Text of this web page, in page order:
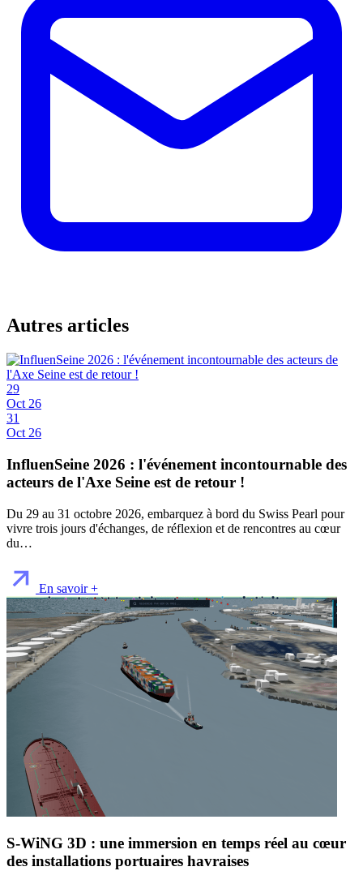
Autres articles
29
Oct 26
31
Oct 26
InfluenSeine 2026 : l'événement incontournable des
acteurs de l'Axe Seine est de retour !
Du 29 au 31 octobre 2026, embarquez à bord du Swiss Pearl pour
vivre trois jours d'échanges, de réflexion et de rencontres au cœur
du…
En savoir +
S-WiNG 3D : une immersion en temps réel au cœur
des installations portuaires havraises